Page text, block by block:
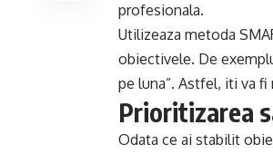
profesionala.
Utilizeaza metoda
obiectivele. De
pe luna”. Astfel, iti va
Prioritizarea
Odata ce ai stabilit